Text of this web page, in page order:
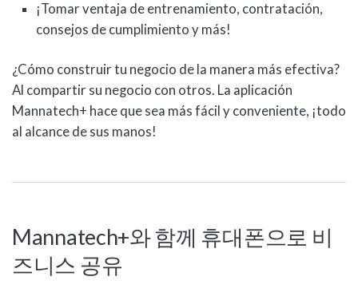
¡Tomar ventaja de entrenamiento, contratación,
consejos de cumplimiento y más!
¿Cómo construir tu negocio de la manera más efectiva?
Al compartir su negocio con otros. La aplicación
Mannatech+ hace que sea más fácil y conveniente, ¡todo
al alcance de sus manos!
Mannatech+와 함께 휴대폰으로 비
즈니스 공유